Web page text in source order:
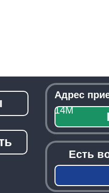
Есть вопросы
детали?